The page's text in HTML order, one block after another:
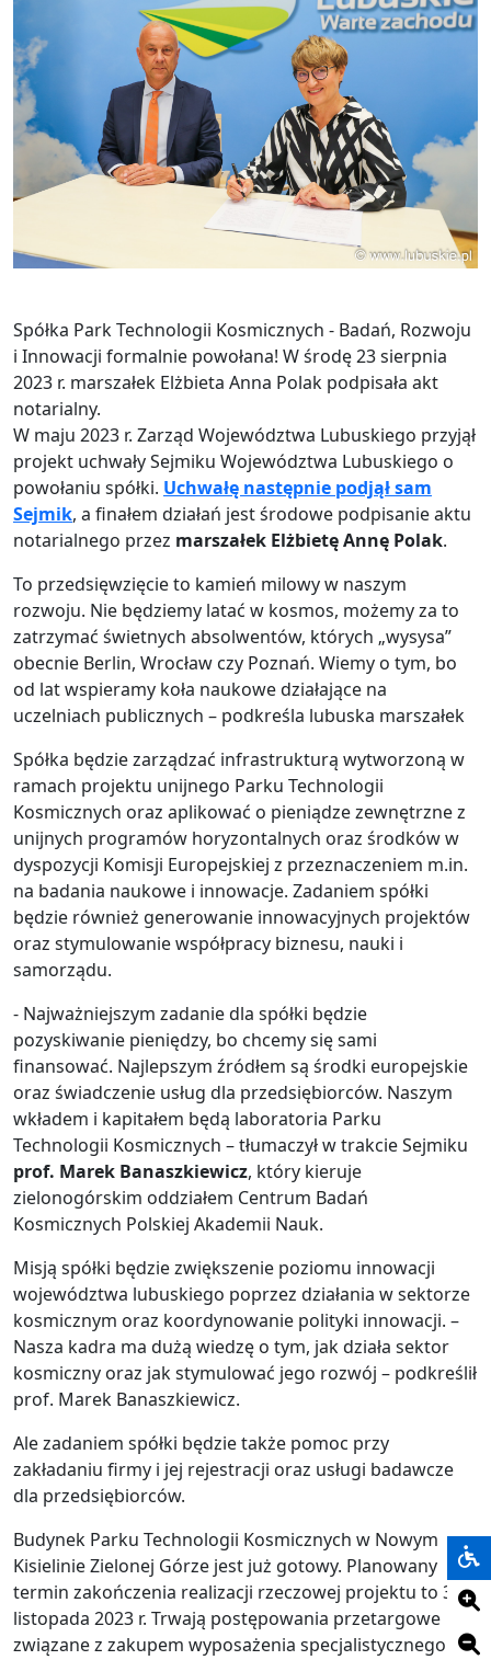
Spółka Park Technologii Kosmicznych - Badań, Rozwoju
i Innowacji formalnie powołana! W środę 23 sierpnia
2023 r. marszałek Elżbieta Anna Polak podpisała akt
notarialny.
W maju 2023 r. Zarząd Województwa Lubuskiego przyjął
projekt uchwały Sejmiku Województwa Lubuskiego o
powołaniu spółki. Uchwałę następnie podjął sam
Sejmik, a finałem działań jest środowe podpisanie aktu
notarialnego przez marszałek Elżbietę Annę Polak.
To przedsięwzięcie to kamień milowy w naszym
rozwoju. Nie będziemy latać w kosmos, możemy za to
zatrzymać świetnych absolwentów, których „wysysa”
obecnie Berlin, Wrocław czy Poznań. Wiemy o tym, bo
od lat wspieramy koła naukowe działające na
uczelniach publicznych – podkreśla lubuska marszałek
Spółka będzie zarządzać infrastrukturą wytworzoną w
ramach projektu unijnego Parku Technologii
Kosmicznych oraz aplikować o pieniądze zewnętrzne z
unijnych programów horyzontalnych oraz środków w
dyspozycji Komisji Europejskiej z przeznaczeniem m.in.
na badania naukowe i innowacje. Zadaniem spółki
będzie również generowanie innowacyjnych projektów
oraz stymulowanie współpracy biznesu, nauki i
samorządu.
- Najważniejszym zadanie dla spółki będzie
pozyskiwanie pieniędzy, bo chcemy się sami
finansować. Najlepszym źródłem są środki europejskie
oraz świadczenie usług dla przedsiębiorców. Naszym
wkładem i kapitałem będą laboratoria Parku
Technologii Kosmicznych – tłumaczył w trakcie Sejmiku
prof. Marek Banaszkiewicz, który kieruje
zielonogórskim oddziałem Centrum Badań
Kosmicznych Polskiej Akademii Nauk.
Misją spółki będzie zwiększenie poziomu innowacji
województwa lubuskiego poprzez działania w sektorze
kosmicznym oraz koordynowanie polityki innowacji. –
Nasza kadra ma dużą wiedzę o tym, jak działa sektor
kosmiczny oraz jak stymulować jego rozwój – podkreślił
prof. Marek Banaszkiewicz.
Ale zadaniem spółki będzie także pomoc przy
zakładaniu firmy i jej rejestracji oraz usługi badawcze
dla przedsiębiorców.
Budynek Parku Technologii Kosmicznych w Nowym
Kisielinie Zielonej Górze jest już gotowy. Planowany
termin zakończenia realizacji rzeczowej projektu to 30
listopada 2023 r. Trwają postępowania przetargowe
związane z zakupem wyposażenia specjalistycznego do